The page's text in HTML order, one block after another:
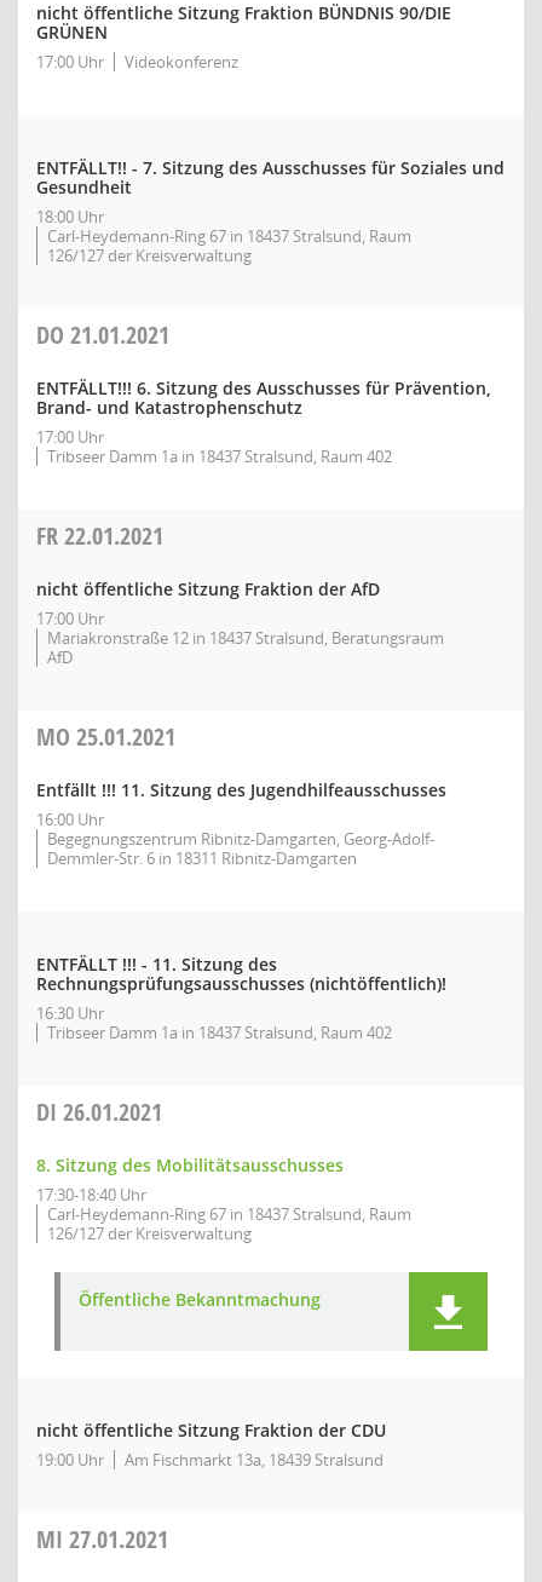
nicht öffentliche Sitzung Fraktion BÜNDNIS 90/DIE
GRÜNEN
17:00 Uhr Videokonferenz
ENTFÄLLT!! - 7. Sitzung des Ausschusses für Soziales und
Gesundheit
18:00 Uhr
Carl-Heydemann-Ring 67 in 18437 Stralsund, Raum
126/127 der Kreisverwaltung
DO 21.01.2021
ENTFÄLLT!!! 6. Sitzung des Ausschusses für Prävention,
Brand- und Katastrophenschutz
17:00 Uhr
Tribseer Damm 1a in 18437 Stralsund, Raum 402
FR22.01.2021
nicht öffentliche Sitzung Fraktion der AfD
17:00 Uhr
Mariakronstraße 12 in 18437 Stralsund, Beratungsraum
AfD
MO 25.01.2021
Entfällt !!! 11. Sitzung des Jugendhilfeausschusses
16:00 Uhr
Begegnungszentrum Ribnitz-Damgarten, Georg-Adolf-
Demmler-Str. 6 in 18311 Ribnitz-Damgarten
ENTFÄLLT !!! - 11. Sitzung des
Rechnungsprüfungsausschusses (nichtöffentlich)!
16:30 Uhr
Tribseer Damm 1a in 18437 Stralsund, Raum 402
DI 26.01.2021
8. Sitzung des Mobilitätsausschusses
17:30-18:40 Uhr
Carl-Heydemann-Ring 67 in 18437 Stralsund, Raum
126/127 der Kreisverwaltung
Öffentliche Bekanntmachung
nicht öffentliche Sitzung Fraktion der CDU
19:00 Uhr Am Fischmarkt 13a, 18439 Stralsund
MI 27.01.2021